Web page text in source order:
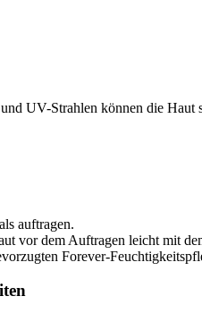
UV-Strahlen können die
auftragen.
vor dem Auftragen leicht mit
Forever-